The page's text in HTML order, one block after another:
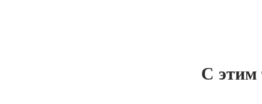
С этим